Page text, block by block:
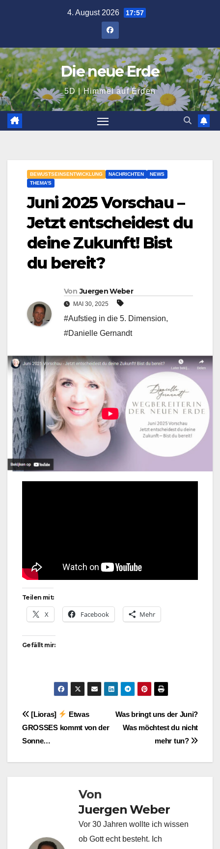
4. August 2026 17:57
Die neue Erde
5D | Himmel auf Erden
BEWUSTSEINSENTWICKLUNG NACHRICHTEN
NEWS
THEMA'S
Juni 2025 Vorschau –
Jetzt entscheidest du
deine Zukunft! Bist
du bereit?
Von Juergen Weber
MAI 30, 2025
#Aufstieg in die 5. Dimension,
#Danielle Gernandt
Teilen mit:
X Facebook Mehr
Gefällt mir:
Beitragsnavigation
Was bringt uns der Juni?
Was möchtest du nicht
mehr tun?
[Lioras]
Etwas
GROSSES kommt von der
Sonne…
Von
Juergen Weber
Vor 30 Jahren wollte ich wissen
ob Gott echt besteht. Ich